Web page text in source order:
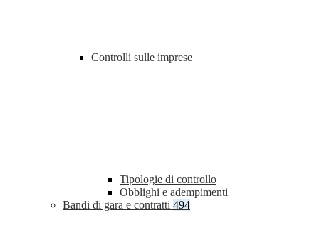
Controlli sulle imprese
Tipologie di controllo
Obblighi e adempimenti
Bandi di gara e contratti 494